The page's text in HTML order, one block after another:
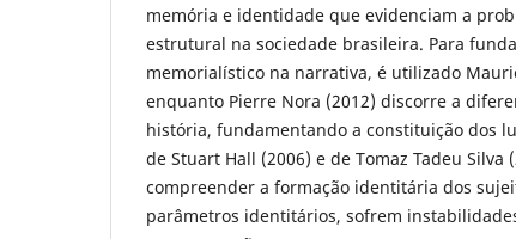
memória e identidade que evidenciam a
estrutural na sociedade brasileira. Para
memorialístico na narrativa, é utilizado
enquanto Pierre Nora (2012) discorre a
história, fundamentando a constituição dos
de Stuart Hall (2006) e de Tomaz Tadeu Silva
compreender a formação identitária dos
parâmetros identitários, sofrem